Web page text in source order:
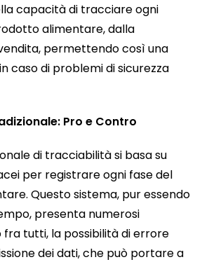
capacità di tracciare ogni
alimentare, dalla
permettendo così una
caso di problemi di sicurezza
Pro e Contro
di tracciabilità si basa su
per registrare ogni fase del
Questo sistema, pur essendo
presenta numerosi
fra tutti, la possibilità di errore
dei dati, che può portare a